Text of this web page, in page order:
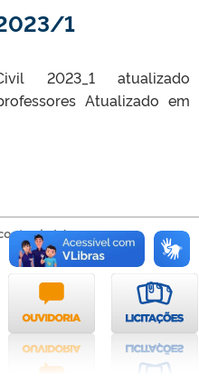
1
2023_1 atualizado
Atualizado em